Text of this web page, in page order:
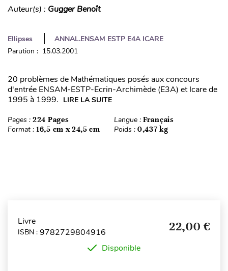
Auteur(s) : Gugger Benoît
Ellipses
ANNAL.ENSAM ESTP E4A ICARE
Parution : 15.03.2001
20 problèmes de Mathématiques posés aux concours
d'entrée ENSAM-ESTP-Ecrin-Archimède (E3A) et Icare de
1995 à 1999. LIRE LA SUITE
Pages : 224 Pages Langue : Français
Format : 16,5 cm x 24,5 cm Poids : 0,437 kg
Livre
ISBN : 9782729804916 22,00 €
Disponible